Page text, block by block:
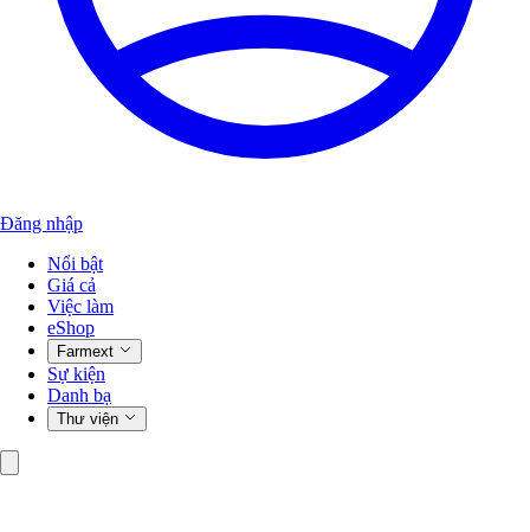
Đăng nhập
Nổi bật
Giá cả
Việc làm
eShop
Farmext
Sự kiện
Danh bạ
Thư viện